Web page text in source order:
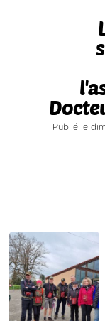
Publié le